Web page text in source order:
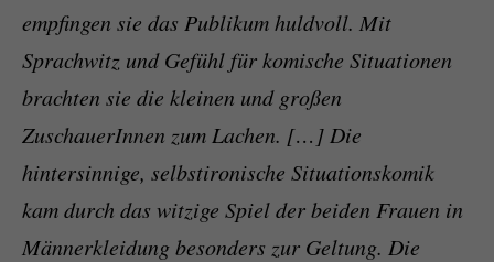
empfingen sie das Publikum huldvoll. Mit
Sprachwitz und Gefühl für komische Situationen
brachten sie die kleinen und großen
ZuschauerInnen zum Lachen. […] Die
hintersinnige, selbstironische Situationskomik
kam durch das witzige Spiel der beiden Frauen in
Männerkleidung besonders zur Geltung. Die